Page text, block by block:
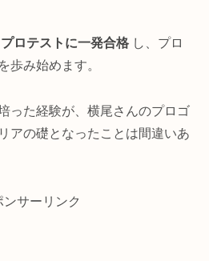
ロテストに一発合格 し、プロ
歩み始めます。
った経験が、横尾さんのプロゴ
アの礎となったことは間違いあ
ンサーリンク